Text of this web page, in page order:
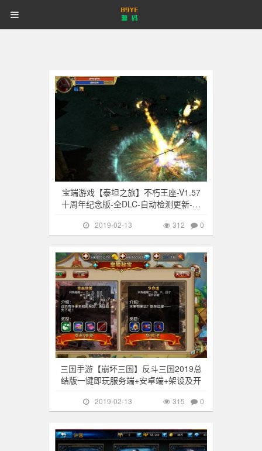
89YE
源
码
89YE 首页
宝端游戏【泰坦之旅】不朽王座-V1.57
十周年纪念版-全DLC-自动检测更新-一
2019-02-13 0
312
三国手游【崩坏三国】反斗三国2019总
结版一键即玩服务端+安卓端+架设及开
其他游戏 315
2019-02-13 0
315
其他游戏 217